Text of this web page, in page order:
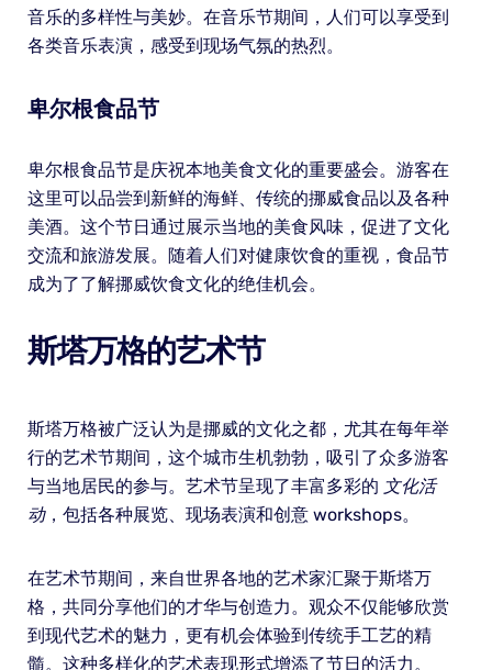
音乐的多样性与美妙。在音乐节期间，人们可以享受到
各类音乐表演，感受到现场气氛的热烈。
卑尔根食品节
卑尔根食品节是庆祝本地美食文化的重要盛会。游客在
这里可以品尝到新鲜的海鲜、传统的挪威食品以及各种
美酒。这个节日通过展示当地的美食风味，促进了文化
交流和旅游发展。随着人们对健康饮食的重视，食品节
成为了了解挪威饮食文化的绝佳机会。
斯塔万格的艺术节
斯塔万格被广泛认为是挪威的文化之都，尤其在每年举
行的艺术节期间，这个城市生机勃勃，吸引了众多游客
与当地居民的参与。艺术节呈现了丰富多彩的 文化活
动，包括各种展览、现场表演和创意 workshops。
在艺术节期间，来自世界各地的艺术家汇聚于斯塔万
格，共同分享他们的才华与创造力。观众不仅能够欣赏
到现代艺术的魅力，更有机会体验到传统手工艺的精
髓。这种多样化的艺术表现形式增添了节日的活力。